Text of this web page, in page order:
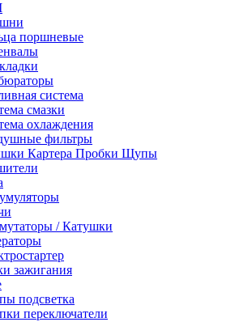
поршневые
система
смазки
охлаждения
фильтры
Картера Пробки Щупы
/ Катушки
зажигания
подсветка
переключатели